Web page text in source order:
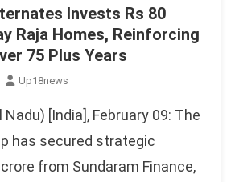
Invests Rs 80
Raja Homes, Reinforcing
75 Plus Years
Up18news
[India], February 09: The
has secured strategic
from Sundaram Finance,